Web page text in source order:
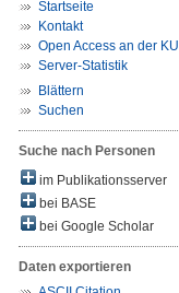
Startseite
Kontakt
Open Access an der KU
Server-Statistik
Blättern
Suchen
Suche nach Personen
im Publikationsserver
bei BASE
bei Google Scholar
Daten exportieren